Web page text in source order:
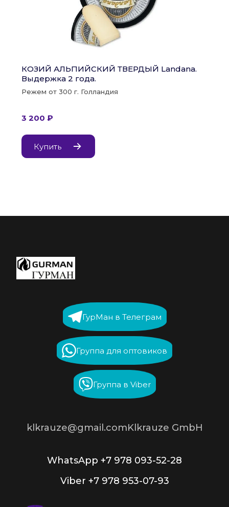
КОЗИЙ АЛЬПИЙСКИЙ ТВЕРДЫЙ Landana.
Выдержка 2 года.
Режем от 300 г. Голландия
3 200 ₽
Купить
ГурМан в Телеграм
Группа для оптовиков
Группа в Viber
klkrauze@gmail.comKlkrauze GmbH
WhatsApp +7 978 093-52-28
Viber +7 978 953-07-93